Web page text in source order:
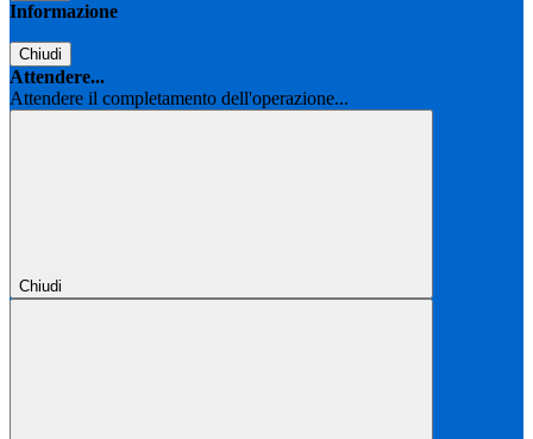
Informazione
Chiudi
Attendere...
Attendere il completamento dell'operazione...
Chiudi